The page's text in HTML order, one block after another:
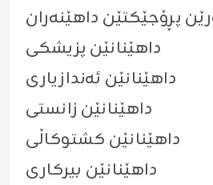
داهێنانێن پزیشکی
داهێنانێن ئەندازیاری
داهێنانێن زانستی
داهێنانێن کشتوکاڵی
داهێنانێن بیرکاری